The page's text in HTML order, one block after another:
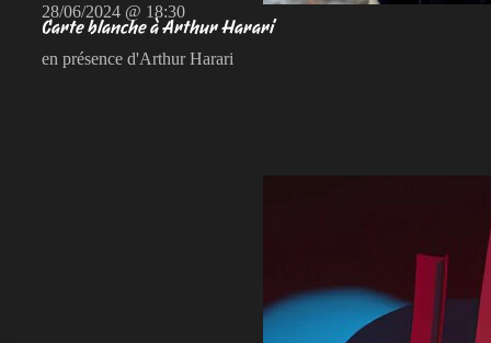
28/06/2024 @ 18:30
Carte blanche à Arthur Harari
en présence d'Arthur Harari